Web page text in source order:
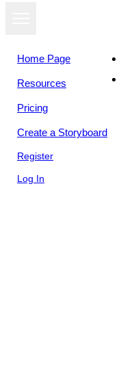
Home Page
Resources
Pricing
Create a Storyboard
Register
Log In
View as
slideshow